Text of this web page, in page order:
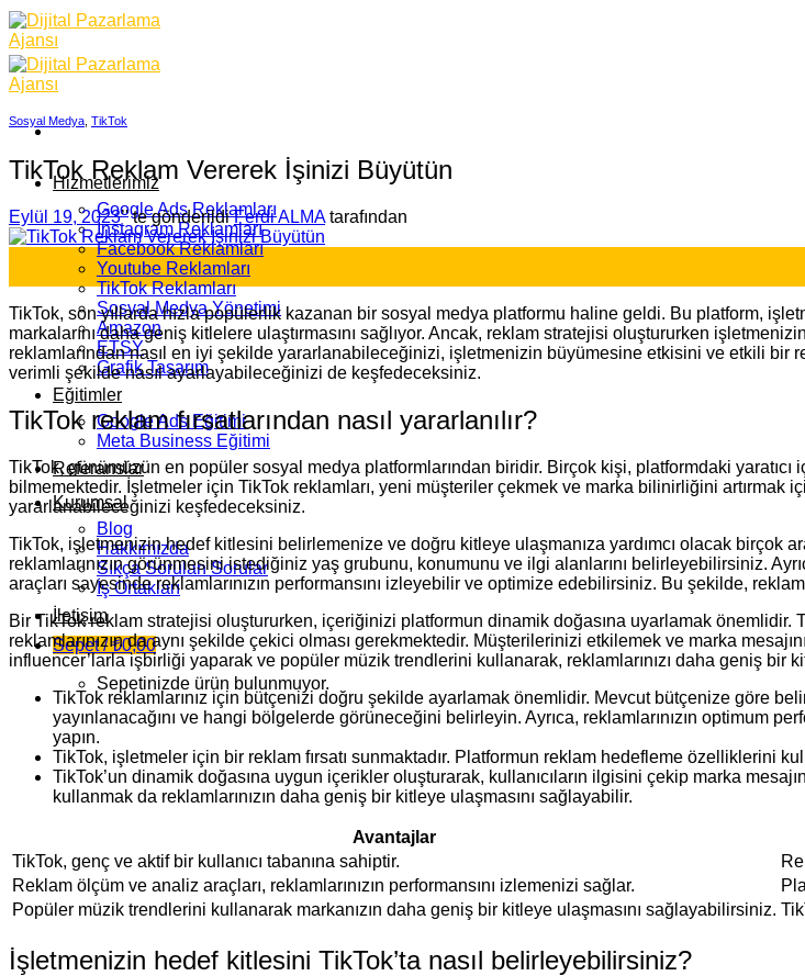
Skip
to
content
Hizmetlerimiz
Google Ads Reklamları
İnstagram Reklamları
Facebook Reklamları
Youtube Reklamları
TikTok Reklamları
Sosyal Medya Yönetimi
Amazon
ETSY
Grafik Tasarım
Eğitimler
Google Ads Eğitimi
Meta Business Eğitimi
Referanslar
Kurumsal
Blog
Hakkımızda
Sıkça Sorulan Sorular
İş Ortakları
İletişim
Sepet /₺0,00
Sepetinizde ürün bulunmuyor.
Sosyal Medya TikTok
TikTok Reklam Vererek İşinizi Büyütün
Eylül 19, 2023’' te gönderildi Ferdi ALMAtarafından
TikTok, son yıllarda hızla popülerlik kazanan bir sosyal medya platformu haline geldi. Bu platform,
markalarını daha geniş kitlelere ulaştırmasını sağlıyor. Ancak, reklam stratejisi oluştururken
reklamlarından nasıl en iyi şekilde yararlanabileceğinizi, işletmenizin büyümesine etkisini ve etkili
verimli şekilde nasıl ayarlayabileceğinizi de keşfedeceksiniz.
TikTok reklam fırsatlarından nasıl yararlanılır?
TikTok, günümüzün en popüler sosyal medya platformlarından biridir. Birçok kişi, platformdaki
bilmemektedir. İşletmeler için TikTok reklamları, yeni müşteriler çekmek ve marka bilinirliğini artırmak
yararlanabileceğinizi keşfedeceksiniz.
TikTok, işletmenizin hedef kitlesini belirlemenize ve doğru kitleye ulaşmanıza yardımcı olacak
reklamlarınızın görünmesini istediğiniz yaş grubunu, konumunu ve ilgi alanlarını belirleyebilirsiniz.
araçları sayesinde reklamlarınızın performansını izleyebilir ve optimize edebilirsiniz. Bu şekilde,
Bir TikTok reklam stratejisi oluştururken, içeriğinizi platformun dinamik doğasına uyarlamak önemlidir.
reklamlarınızın da aynı şekilde çekici olması gerekmektedir. Müşterilerinizi etkilemek ve marka
influencer’larla işbirliği yaparak ve popüler müzik trendlerini kullanarak, reklamlarınızı daha geniş bir
TikTok reklamlarınız için bütçenizi doğru şekilde ayarlamak önemlidir. Mevcut bütçenize göre
yayınlanacağını ve hangi bölgelerde görüneceğini belirleyin. Ayrıca, reklamlarınızın optimum
yapın.
TikTok, işletmeler için bir reklam fırsatı sunmaktadır. Platformun reklam hedefleme özelliklerini
TikTok’un dinamik doğasına uygun içerikler oluşturarak, kullanıcıların ilgisini çekip marka
kullanmak da reklamlarınızın daha geniş bir kitleye ulaşmasını sağlayabilir.
Avantajlar
TikTok, genç ve aktif bir kullanıcı tabanına sahiptir.
Reklam ölçüm ve analiz araçları, reklamlarınızın performansını izlemenizi sağlar.
Popüler müzik trendlerini kullanarak markanızın daha geniş bir kitleye ulaşmasını sağlayabilirsiniz.
İşletmenizin hedef kitlesini TikTok’ta nasıl belirleyebilirsiniz?